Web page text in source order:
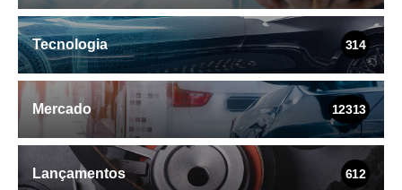
Tecnologia 314
Mercado 12313
Lançamentos 612